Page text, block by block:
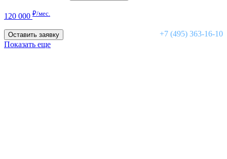
120 000 ₽/мес.
+7 (495) 363-16-10
Оставить заявку
Показать еще